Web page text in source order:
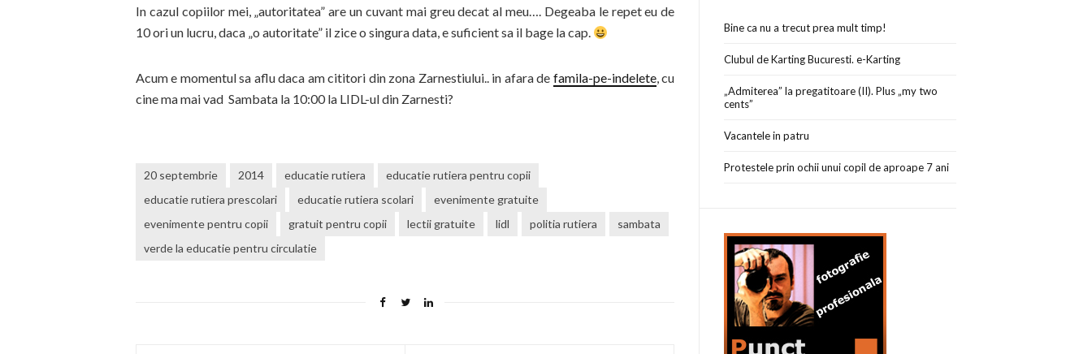
In cazul copiilor mei, „autoritatea” are un cuvant mai greu decat al meu…. Degeaba le repet eu de
10 ori un lucru, daca „o autoritate” il zice o singura data, e suficient sa il bage la cap.
Acum e momentul sa aflu daca am cititori din zona Zarnestiului.. in afara de famila-pe-indelete, cu
cine ma mai vad Sambata la 10:00 la LIDL-ul din Zarnesti?
20 septembrie 2014 educatie rutiera
educatie rutiera pentru copii
educatie rutiera prescolari
educatie rutiera scolari
evenimente gratuite
evenimente pentru copii
gratuit pentru copii lectii gratuite lidl politia rutiera
sambata
verde la educatie pentru circulatie
Bine ca nu a trecut prea mult timp!
Clubul de Karting Bucuresti. e-Karting
„Admiterea” la pregatitoare (II). Plus „my two
cents”
Vacantele in patru
Protestele prin ochii unui copil de aproape 7 ani